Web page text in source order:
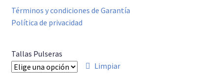
Términos y condiciones de Garantía
Política de privacidad
Tallas Pulseras
Limpiar